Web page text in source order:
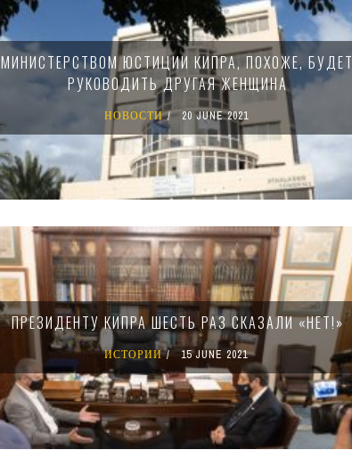
МИНИСТЕРСТВОМ ЮСТИЦИИ КИПРА, ПОХОЖЕ, БУДЕТ
РУКОВОДИТЬ ДРУГАЯ ЖЕНЩИНА
НОВОСТИ 20 JUNE 2021
ПРЕЗИДЕНТУ КИПРА ШЕСТЬ РАЗ СКАЗАЛИ «НЕТ!»
ИСТОРИИ 15 JUNE 2021